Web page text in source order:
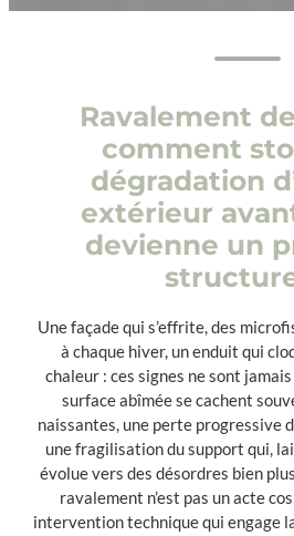
Ravalement
comment
dégradation
extérieur
devienne un
Une façade qui s’effrite, des
à chaque hiver, un enduit qui
chaleur : ces signes ne sont
surface abîmée se cachent
naissantes, une perte progressive
une fragilisation du support qui,
évolue vers des désordres bien
ravalement n’est pas un acte
intervention technique qui engage